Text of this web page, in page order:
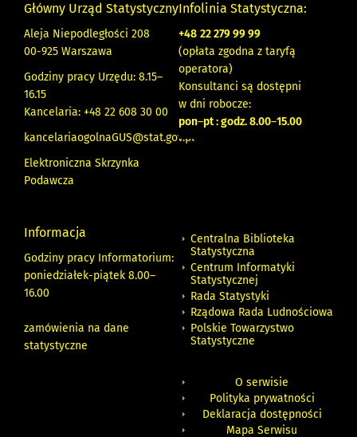
Główny Urząd Statystyczny
Aleja Niepodległości 208
00-925 Warszawa
Godziny pracy Urzędu: 8.15–
16.15
Kancelaria: +48 22 608 30 00
kancelariaogolnaGUS@stat.gov.pl
Elektroniczna Skrzynka
Podawcza
Infolinia Statystyczna:
+48 22 279 99 99
(opłata zgodna z taryfą
operatora)
Konsultanci są dostępni
w dni robocze:
pon–pt : godz. 8.00–15.00
Informacja
Godziny pracy Informatorium:
poniedziałek-piątek 8.00–
16.00
zamówienia na dane
statystyczne
Centralna Biblioteka
Statystyczna
Centrum Informatyki
Statystycznej
Rada Statystyki
Rządowa Rada Ludnościowa
Polskie Towarzystwo
Statystyczne
O serwisie
Polityka prywatności
Deklaracja dostępności
Mapa Serwisu